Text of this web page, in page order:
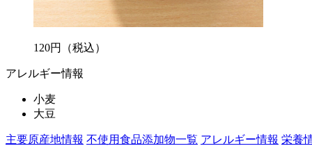
120円 （税込）
アレルギー情報
小麦
大豆
主要原産地情報 不使用食品添加物一覧 アレルギー情報 栄養